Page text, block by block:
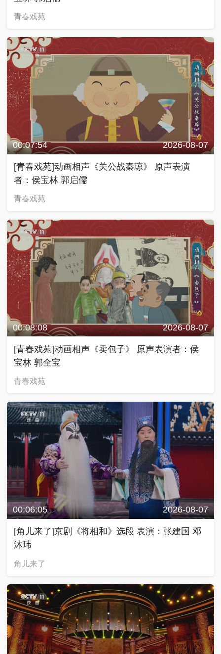
青春戏苑
00:07:54 2026-08-07
[青春戏苑]动画相声《关公战秦琼》 原声表演
者：侯宝林 郭启儒
青春戏苑
00:08:08 2026-08-07
[青春戏苑]动画相声《卖包子》 原声表演者：侯
宝林 郭全宝
青春戏苑
00:06:05 2026-08-07
[角儿来了]京剧《将相和》选段 表演：张建国 邓
沐玮
角儿来了